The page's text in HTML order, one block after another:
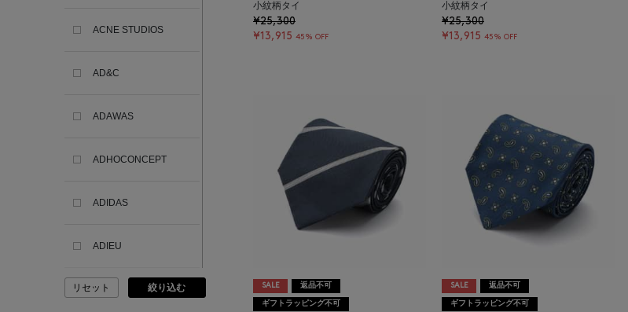
ACNE STUDIOS
AD&C
ADAWAS
ADHOCONCEPT
ADIDAS
ADIEU
ADLIN HUE
リセット 絞り込む
小紋柄タイ
¥25,300
¥13,915 45% OFF
小紋柄タイ
¥25,300
¥13,915 45% OFF
SALE 返品不可
ギフトラッピング不可
SALE 返品不可
ギフトラッピング不可